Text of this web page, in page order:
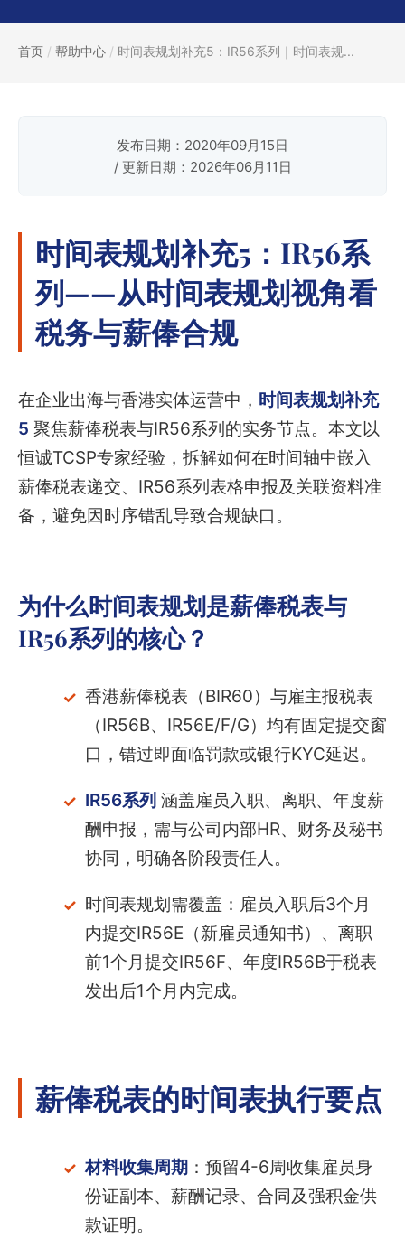
首页 / 帮助中心 / 时间表规划补充5：IR56系列｜时间表规...
发布日期：2020年09月15日
/ 更新日期：2026年06月11日
时间表规划补充5：IR56系
列——从时间表规划视角看
税务与薪俸合规
在企业出海与香港实体运营中， 时间表规划补充
5 聚焦薪俸税表与IR56系列的实务节点。本文以
恒诚TCSP专家经验，拆解如何在时间轴中嵌入
薪俸税表递交、IR56系列表格申报及关联资料准
备，避免因时序错乱导致合规缺口。
为什么时间表规划是薪俸税表与
IR56系列的核心？
香港薪俸税表（BIR60）与雇主报税表
（IR56B、IR56E/F/G）均有固定提交窗
口，错过即面临罚款或银行KYC延迟。
IR56系列 涵盖雇员入职、离职、年度薪
酬申报，需与公司内部HR、财务及秘书
协同，明确各阶段责任人。
时间表规划需覆盖：雇员入职后3个月
内提交IR56E（新雇员通知书）、离职
前1个月提交IR56F、年度IR56B于税表
发出后1个月内完成。
薪俸税表的时间表执行要点
材料收集周期 ：预留4-6周收集雇员身
份证副本、薪酬记录、合同及强积金供
款证明。